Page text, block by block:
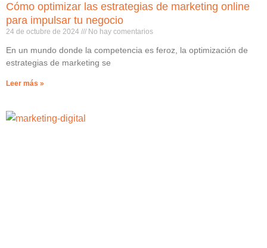
Cómo optimizar las estrategias de marketing online
para impulsar tu negocio
24 de octubre de 2024 No hay comentarios
En un mundo donde la competencia es feroz, la optimización de
estrategias de marketing se
Leer más »